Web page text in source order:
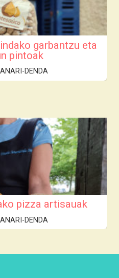
garbantzu eta
pintoak
DENDA
pizza artisauak
DENDA